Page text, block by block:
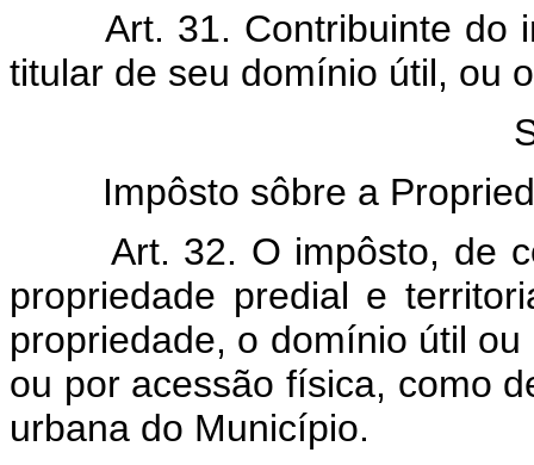
Art. 31. Contribuinte do
titular de seu domínio útil, ou
Impôsto sôbre a
Art. 32. O impôsto, de
propriedade predial e
propriedade, o domínio útil
ou por acessão física, como
urbana do Município.